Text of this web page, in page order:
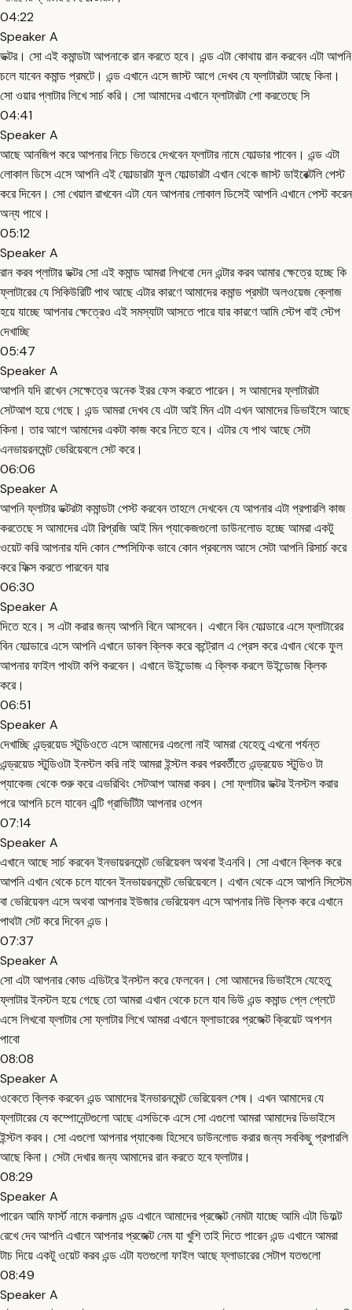
04:22
Speaker A
ডক্টর। সো এই কমান্ডটা আপনাকে রান করতে হবে। এন্ড এটা কোথায় রান করবেন এটা আপনি
চলে যাবেন কমান্ড প্রমটে। এন্ড এখানে এসে জাস্ট আগে দেখব যে ফ্লাটারটা আছে কিনা।
সো ওয়ার প্লাটার লিখে সার্চ করি। সো আমাদের এখানে ফ্লাটারটা শো করতেছে সি
04:41
Speaker A
আছে আনজিপ করে আপনার নিচে ভিতরে দেখবেন ফ্লাটার নামে ফোল্ডার পাবেন। এন্ড এটা
লোকাল ডিসে এসে আপনি এই ফোল্ডারটা ফুল ফোল্ডারটা এখান থেকে জাস্ট ডাইরেক্টলি পেস্ট
করে দিবেন। সো খেয়াল রাখবেন এটা যেন আপনার লোকাল ডিসেই আপনি এখানে পেস্ট করেন
অন্য পাথে।
05:12
Speaker A
রান করব প্লাটার ডক্টর সো এই কমান্ড আমরা লিখবো দেন এন্টার করব আমার ক্ষেত্রে হচ্ছে কি
ফ্লাটারের যে সিকিউরিটি পাথ আছে এটার কারণে আমাদের কমান্ড প্রমটা অলওয়েজ ক্লোজ
হয়ে যাচ্ছে আপনার ক্ষেত্রেও এই সমস্যাটা আসতে পারে যার কারণে আমি স্টেপ বাই স্টেপ
দেখাচ্ছি
05:47
Speaker A
আপনি যদি রাখেন সেক্ষেত্রে অনেক ইরর ফেস করতে পারেন। স আমাদের ফ্লাটারটা
সেটআপ হয়ে গেছে। এন্ড আমরা দেখব যে এটা আই মিন এটা এখন আমাদের ডিভাইসে আছে
কিনা। তার আগে আমাদের একটা কাজ করে নিতে হবে। এটার যে পাথ আছে সেটা
এনভায়রনমেন্ট ভেরিয়েবলে সেট করে।
06:06
Speaker A
আপনি ফ্লাটার ডক্টরটা কমান্ডটা পেস্ট করবেন তাহলে দেখবেন যে আপনার এটা প্রপারলি কাজ
করতেছে স আমাদের এটা রিপ্রজি আই মিন প্যাকেজগুলো ডাউনলোড হচ্ছে আমরা একটু
ওয়েট করি আপনার যদি কোন স্পেসিফিক ভাবে কোন প্রবলেম আসে সেটা আপনি রিসার্চ করে
করে ফিক্স করতে পারবেন যার
06:30
Speaker A
দিতে হবে। স এটা করার জন্য আপনি বিনে আসবেন। এখানে বিন ফোল্ডারে এসে ফ্লাটারের
বিন ফোল্ডারে এসে আপনি এখানে ডাবল ক্লিক করে কন্ট্রোল এ প্রেস করে এখান থেকে ফুল
আপনার ফাইল পাথটা কপি করবেন। এখানে উইন্ডোজ এ ক্লিক করলে উইন্ডোজ ক্লিক
করে।
06:51
Speaker A
দেখাচ্ছি এন্ড্রয়েড স্টুডিওতে এসে আমাদের এগুলো নাই আমরা যেহেতু এখনো পর্যন্ত
এন্ড্রয়েড স্টুডিওটা ইনস্টল করি নাই আমরা ইন্স্টল করব পরবর্তীতে এন্ড্রয়েড স্টুডিও টা
প্যাকেজ থেকে শুরু করে এভরিথিং সেটআপ আমরা করব। সো ফ্লাটার ডক্টর ইনস্টল করার
পরে আপনি চলে যাবেন এন্টি গ্রাভিটিটা আপনার ওপেন
07:14
Speaker A
এখানে আছে সার্চ করবেন ইনভায়রনমেন্ট ভেরিয়েবল অথবা ইএনবি। সো এখানে ক্লিক করে
আপনি এখান থেকে চলে যাবেন ইনভায়রনমেন্ট ভেরিয়েবলে। এখান থেকে এসে আপনি সিস্টেম
বা ভেরিয়েবল এসে অথবা আপনার ইউজার ভেরিয়েবল এসে আপনার নিউ ক্লিক করে এখানে
পাথটা সেট করে দিবেন এন্ড।
07:37
Speaker A
সো এটা আপনার কোড এডিটরে ইনস্টল করে ফেলবেন। সো আমাদের ডিভাইসে যেহেতু
ফ্লাটার ইনস্টল হয়ে গেছে তো আমরা এখান থেকে চলে যাব ভিউ এন্ড কমান্ড প্লে প্লেটে
এসে লিখবো ফ্লাটার সো ফ্লাটার লিখে আমরা এখানে ফ্লাডারের প্রজেক্ট ক্রিয়েট অপশন
পাবো
08:08
Speaker A
ওকেতে ক্লিক করবেন এন্ড আমাদের ইনভারনমেন্ট ভেরিয়েবল শেষ। এখন আমাদের যে
ফ্লাটারের যে কম্পোনেন্টগুলো আছে এসডিকে এসে সো এগুলো আমরা আমাদের ডিভাইসে
ইন্স্টল করব। সো এগুলো আপনার প্যাকেজ হিসেবে ডাউনলোড করার জন্য সবকিছু প্রপারলি
আছে কিনা। সেটা দেখার জন্য আমাদের রান করতে হবে ফ্লাটার।
08:29
Speaker A
পারেন আমি ফার্স্ট নামে করলাম এন্ড এখানে আমাদের প্রজেক্ট নেমটা যাচ্ছে আমি এটা ডিফল্ট
রেখে দেব আপনি এখানে আপনার প্রজেক্ট নেম যা খুশি তাই দিতে পারেন এন্ড এখানে আমরা
টাচ দিয়ে একটু ওয়েট করব এন্ড এটা যতগুলো ফাইল আছে ফ্লাডারের সেটাপ যতগুলো
08:49
Speaker A